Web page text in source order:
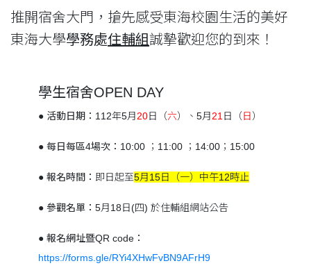
推開宿舍大門，搶先感受東海校園生活的美好
東海大學學務處住輔組 誠摯歡迎您的到來！
學生宿舍OPEN DAY
● 活動日期： 112年5月 20日（六）、5月 21 日（日）
● 每日每區4場次： 10:00 ；11:00 ；14:00；15:00
● 報名時間： 即日起至5月15日（一）中午12時止
● 參觀名單： 5月18日(四) 於住輔組網站公告
● 報名網址暨QR code ：
https://forms.gle/RYi4XHwFvBN9AFrH9